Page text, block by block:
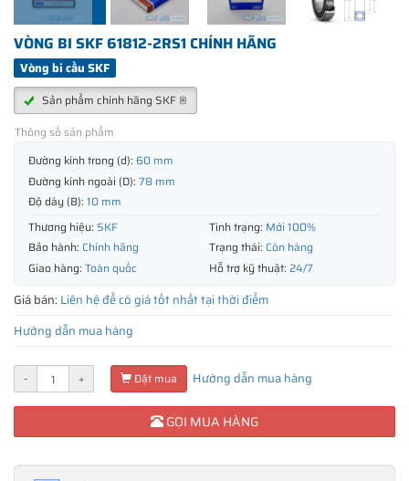
VÒNG BI SKF 61812-2RS1 CHÍNH HÃNG
Vòng bi cầu SKF
Sản phẩm chính hãng SKF ®
Thông số sản phẩm
Đường kính trong (d): 60 mm
Đường kính ngoài (D): 78 mm
Độ dày (B): 10 mm
Thương hiệu: SKF Tình trạng: Mới 100%
Bảo hành: Chính hãng Trạng thái: Còn hàng
Giao hàng: Toàn quốc Hỗ trợ kỹ thuật: 24/7
Giá bán: Liên hệ để có giá tốt nhất tại thời điểm
Hướng dẫn mua hàng
- + Đặt mua Hướng dẫn mua hàng
GỌI MUA HÀNG